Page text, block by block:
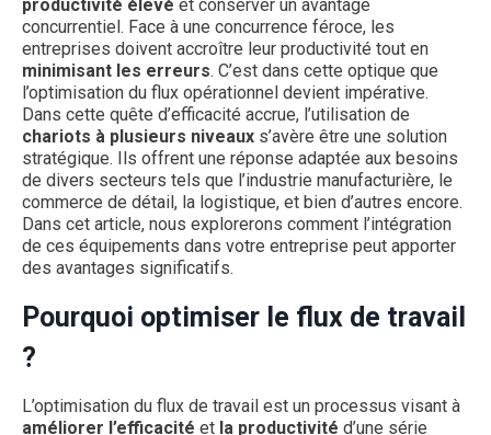
productivité élevé et conserver un avantage
concurrentiel. Face à une concurrence féroce, les
entreprises doivent accroître leur productivité tout en
minimisant les erreurs. C’est dans cette optique que
l’optimisation du flux opérationnel devient impérative.
Dans cette quête d’efficacité accrue, l’utilisation de
chariots à plusieurs niveaux s’avère être une solution
stratégique. Ils offrent une réponse adaptée aux besoins
de divers secteurs tels que l’industrie manufacturière, le
commerce de détail, la logistique, et bien d’autres encore.
Dans cet article, nous explorerons comment l’intégration
de ces équipements dans votre entreprise peut apporter
des avantages significatifs.
Pourquoi optimiser le flux de travail
?
L’optimisation du flux de travail est un processus visant à
améliorer l’efficacité et la productivité d’une série